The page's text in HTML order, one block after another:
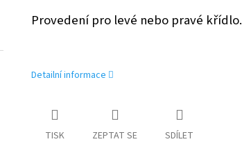
Provedení pro levé nebo pravé křídlo.
Detailní informace
TISK ZEPTAT SE SDÍLET